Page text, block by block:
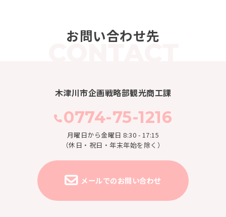
お問い合わせ先
木津川市企画戦略部観光商工課
0774-75-1216
月曜日から金曜日 8:30 - 17:15
（休日・祝日・年末年始を除く）
メールでのお問い合わせ